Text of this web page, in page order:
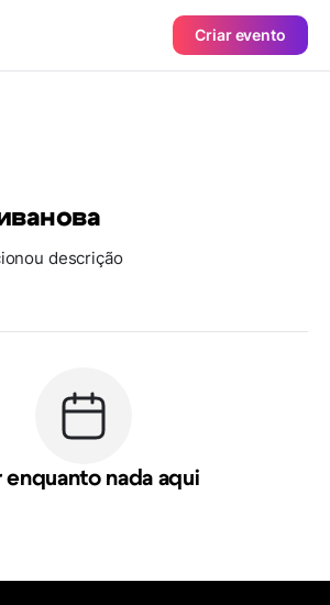
Criar evento
descrição
enquanto nada aqui